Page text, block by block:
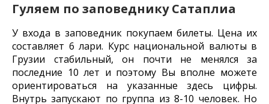
Гуляем по заповеднику Сатаплиа
У входа в заповедник покупаем билеты. Цена их
составляет 6 лари. Курс национальной валюты в
Грузии стабильный, он почти не менялся за
последние 10 лет и поэтому Вы вполне можете
ориентироваться на указанные здесь цифры.
Внутрь запускают по группа из 8-10 человек. Но